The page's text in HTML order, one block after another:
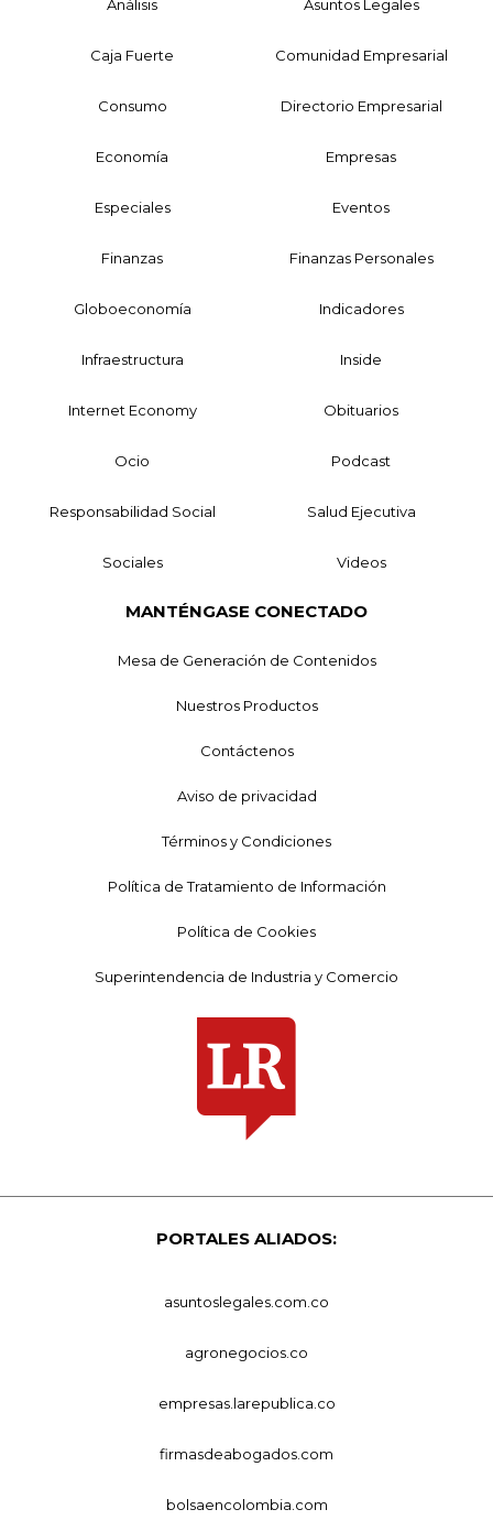
Análisis Asuntos Legales
Caja Fuerte Comunidad Empresarial
Consumo Directorio Empresarial
Economía Empresas
Especiales Eventos
Finanzas Finanzas Personales
Globoeconomía Indicadores
Infraestructura Inside
Internet Economy Obituarios
Ocio Podcast
Responsabilidad Social Salud Ejecutiva
Sociales Videos
MANTÉNGASE CONECTADO
Mesa de Generación de Contenidos
Nuestros Productos
Contáctenos
Aviso de privacidad
Términos y Condiciones
Política de Tratamiento de Información
Política de Cookies
Superintendencia de Industria y Comercio
PORTALES ALIADOS:
asuntoslegales.com.co
agronegocios.co
empresas.larepublica.co
firmasdeabogados.com
bolsaencolombia.com